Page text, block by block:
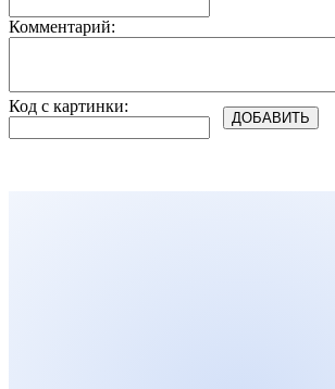
Комментарий:
Код с картинки: